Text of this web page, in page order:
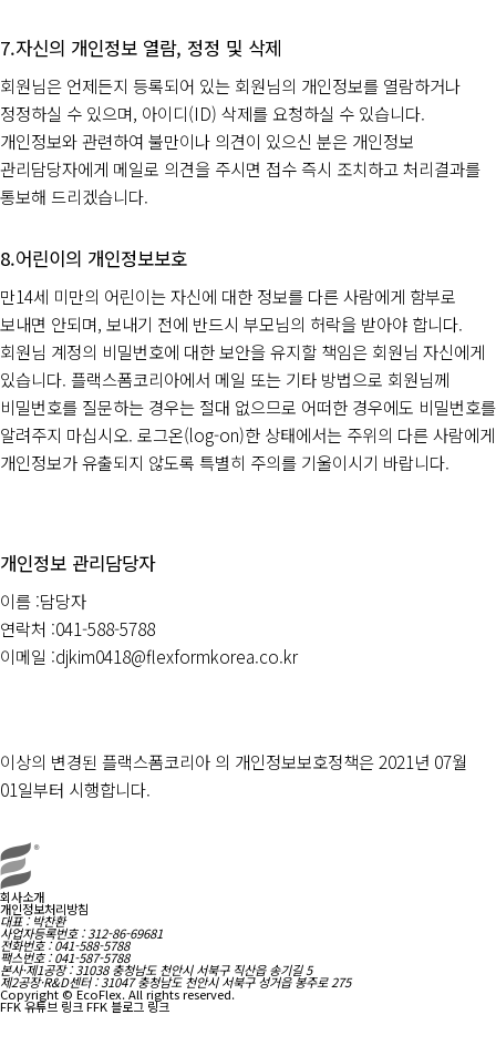
자신의 개인정보 열람, 정정 및 삭제
회원님은 언제든지 등록되어 있는 회원님의 개인정보를 열람하거나
정정하실 수 있으며, 아이디(ID) 삭제를 요청하실 수 있습니다.
개인정보와 관련하여 불만이나 의견이 있으신 분은 개인정보
관리담당자에게 메일로 의견을 주시면 접수 즉시 조치하고 처리결과를
통보해 드리겠습니다.
어린이의 개인정보보호
만14세 미만의 어린이는 자신에 대한 정보를 다른 사람에게 함부로
보내면 안되며, 보내기 전에 반드시 부모님의 허락을 받아야 합니다.
회원님 계정의 비밀번호에 대한 보안을 유지할 책임은 회원님 자신에게
있습니다. 플랙스폼코리아에서 메일 또는 기타 방법으로 회원님께
비밀번호를 질문하는 경우는 절대 없으므로 어떠한 경우에도 비밀번호를
알려주지 마십시오. 로그온(log-on)한 상태에서는 주위의 다른 사람에게
개인정보가 유출되지 않도록 특별히 주의를 기울이시기 바랍니다.
개인정보 관리담당자
이름 :담당자
연락처 :041-588-5788
이메일 :djkim0418@flexformkorea.co.kr
이상의 변경된 플랙스폼코리아 의 개인정보보호정책은 2021년 07월
01일부터 시행합니다.
회사소개
개인정보처리방침
대표 : 박찬환
사업자등록번호 : 312-86-69681
전화번호 : 041-588-5788
팩스번호 : 041-587-5788
본사·제1공장 : 31038 충청남도 천안시 서북구 직산읍 송기길 5
제2공장·R&D센터 : 31047 충청남도 천안시 서북구 성거읍 봉주로 275
Copyright © EcoFlex. All rights reserved.
FFK 유튜브 링크 FFK 블로그 링크